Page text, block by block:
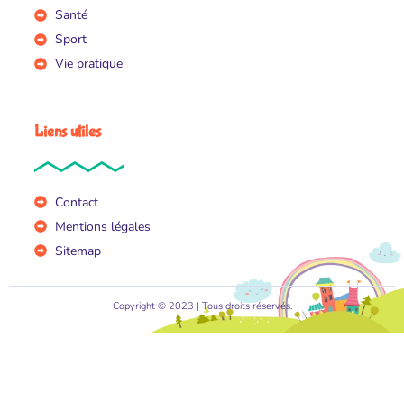
Santé
Sport
Vie pratique
Liens utiles
Contact
Mentions légales
Sitemap
Copyright © 2023 | Tous droits réservés.